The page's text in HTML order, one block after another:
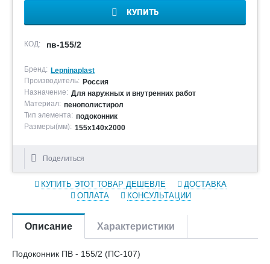
КУПИТЬ
КОД: пв-155/2
Бренд: Lepninaplast
Производитель: Россия
Назначение: Для наружных и внутренних работ
Материал: пенополистирол
Тип элемента: подоконник
Размеры(мм): 155х140х2000
Поделиться
КУПИТЬ ЭТОТ ТОВАР ДЕШЕВЛЕ
ДОСТАВКА
ОПЛАТА
КОНСУЛЬТАЦИИ
Описание Характеристики
Подоконник ПВ - 155/2 (ПС-107)